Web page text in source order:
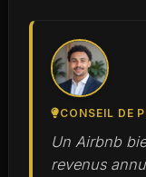
CONSEIL DE
Un Airbnb
revenus